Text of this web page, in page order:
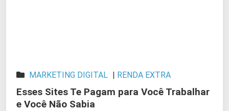
MARKETING DIGITAL | RENDA EXTRA
Esses Sites Te Pagam para Você Trabalhar
e Você Não Sabia